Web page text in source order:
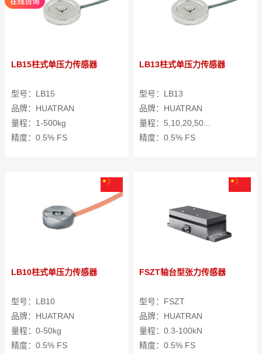
LB15柱式单压力传感器
型号：LB15
品牌：HUATRAN
量程：1-500kg
精度：0.5% FS
LB13柱式单压力传感器
型号：LB13
品牌：HUATRAN
量程：5,10,20,50...
精度：0.5% FS
LB10柱式单压力传感器
型号：LB10
品牌：HUATRAN
量程：0-50kg
精度：0.5% FS
FSZT轴台型张力传感器
型号：FSZT
品牌：HUATRAN
量程：0.3-100kN
精度：0.5% FS